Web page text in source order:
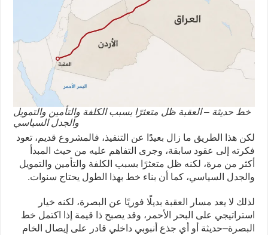
خط حديثة – العقبة ظل متعثرًا بسبب الكلفة والتأمين والتمويل
والجدل السياسي
لكن هذا الطريق ما زال بعيدًا عن التنفيذ، فالمشروع قديم، تعود
فكرته إلى عقود سابقة، وجرى التفاهم عليه من حيث المبدأ
أكثر من مرة، لكنه ظل متعثرًا بسبب الكلفة والتأمين والتمويل
والجدل السياسي، كما أن بناء خط بهذا الطول يحتاج سنوات.
لذلك لا يعد مسار العقبة بديلًا فوريًا عن البصرة، لكنه خيار
استراتيجي على البحر الأحمر، وقد يصبح ذا قيمة إذا اكتمل خط
البصرة–حديثة أو أي جذع أنبوبي داخلي قادر على إيصال الخام